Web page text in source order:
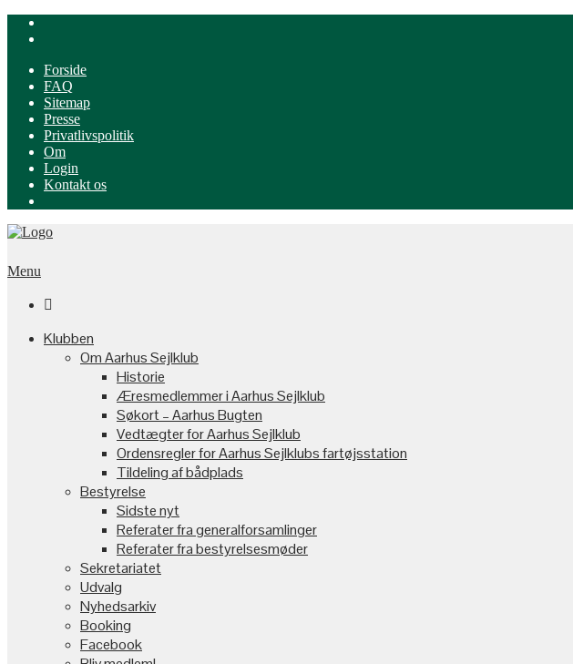
Forside
FAQ
Sitemap
Presse
Privatlivspolitik
Om
Login
Kontakt os
Menu

Klubben
Om Aarhus Sejlklub
Historie
Æresmedlemmer i Aarhus Sejlklub
Søkort – Aarhus Bugten
Vedtægter for Aarhus Sejlklub
Ordensregler for Aarhus Sejlklubs fartøjsstation
Tildeling af bådplads
Bestyrelse
Sidste nyt
Referater fra generalforsamlinger
Referater fra bestyrelsesmøder
Sekretariatet
Udvalg
Nyhedsarkiv
Booking
Facebook